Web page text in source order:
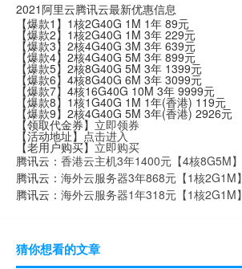
2021阿里云腾讯云最新优惠信息
【爆款1】1核2G40G 1M 1年 89元
【爆款2】1核2G40G 1M 3年 229元
【爆款3】2核4G40G 3M 3年 639元
【爆款4】2核4G40G 5M 3年 899元
【爆款5】2核8G40G 5M 3年 1399元
【爆款6】4核8G40G 6M 3年 3099元
【爆款7】4核16G40G 10M 3年 9999元
【爆款8】1核1G40G 1M 1年(香港) 119元
【爆款9】2核4G40G 5M 3年(香港) 2926元
【领取代金券】 立即领券
【活动地址】 点击进入
【老用户购买】立即购买
腾讯云： 香港云主机3年1400元【4核8G5M】
腾讯云： 海外云服务器3年868元【1核2G1M】
腾讯云： 海外云服务器1年318元【1核2G1M】
猜你想看的文章